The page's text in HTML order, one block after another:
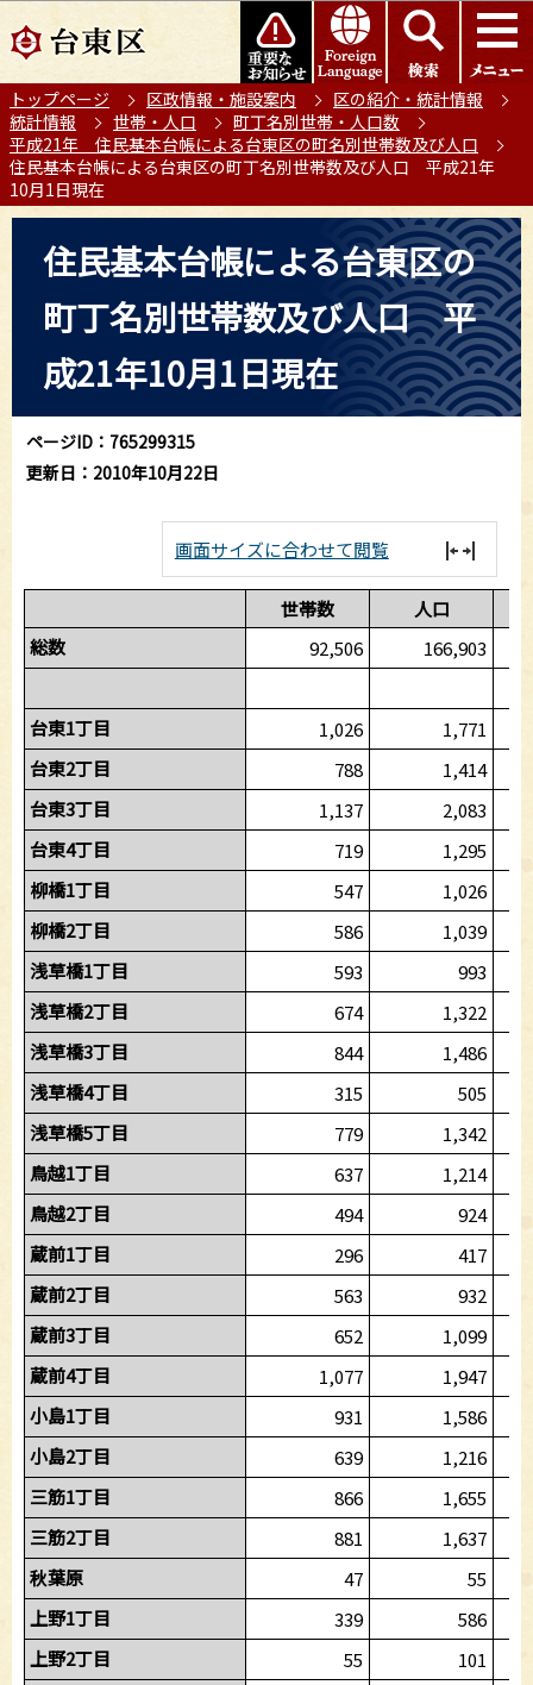
の
ー
ジ
の
先
頭
このページの本文へ移動
トップページ 区政情報・施設案内
区の紹介・統計情報
統計情報
世帯・人口
町丁名別世帯・人口数
平成21年 住民基本台帳による台東区の町名別世帯数及び人口
住民基本台帳による台東区の町丁名別世帯数及び人口 平成21年
10月1日現在
住民基本台帳による台東区の
町丁名別世帯数及び人口 平
成21年10月1日現在
ページID：765299315
更新日：2010年10月22日
画面サイズに合わせて閲覧
世帯数
人口
総数
92,506 166,903
台東1丁目 1,026
1,771
台東2丁目
788
1,414
台東3丁目
1,137
2,083
台東4丁目
719
1,295
柳橋1丁目
547
1,026
柳橋2丁目
586
1,039
浅草橋1丁目
593
993
浅草橋2丁目
674
1,322
浅草橋3丁目
844
1,486
浅草橋4丁目
315
505
浅草橋5丁目
779
1,342
鳥越1丁目
637
1,214
鳥越2丁目
494
924
蔵前1丁目
296
417
蔵前2丁目
563
932
蔵前3丁目
652
1,099
蔵前4丁目
1,077
1,947
小島1丁目
931
1,586
小島2丁目
639
1,216
三筋1丁目
866
1,655
三筋2丁目
881
1,637
秋葉原
47
55
上野1丁目
339
586
上野2丁目
55
101